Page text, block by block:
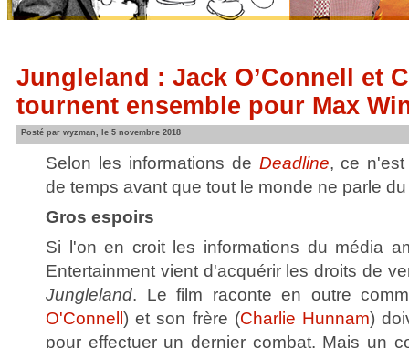
Jungleland : Jack O’Connell et
tournent ensemble pour Max
Posté par wyzman, le 5 novembre 2018
Selon les informations de Deadline, ce
de temps avant que tout le monde ne parle
Gros espoirs
Si l'on en croit les informations du média
Entertainment vient d'acquérir les droits de
Jungleland. Le film raconte en outre
O'Connell) et son frère (Charlie Hunnam)
pour effectuer un dernier combat. Mais un